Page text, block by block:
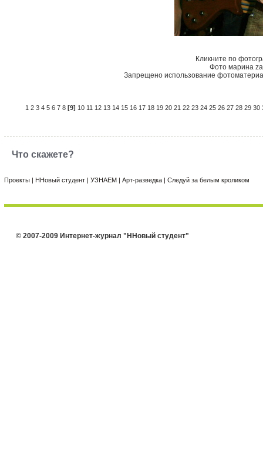
Кликните по
Фото марина
Запрещено использование
1 2 3 4 5 6 7 8 [9] 10 11 12 13 14 15 16 17 18 19 20 21 22 23 24 25 26 27 28 29 30
Что скажете?
Проекты | ННовый студент | УЗНАЕМ | Арт-разведка | Следуй за белым кроликом
© 2007-2009 Интернет-журнал "ННовый студент"